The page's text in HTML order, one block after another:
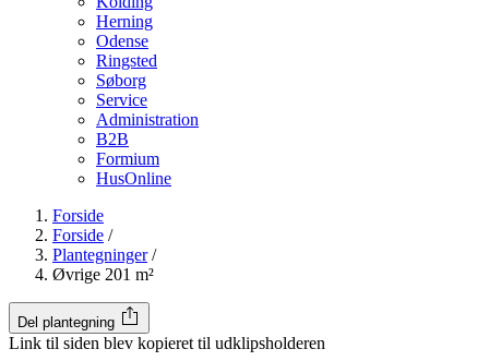
Herning
Odense
Ringsted
Søborg
Service
Administration
B2B
Formium
HusOnline
Forside
Forside /
Plantegninger /
Øvrige 201 m²
Del plantegning
Link til siden blev kopieret til udklipsholderen